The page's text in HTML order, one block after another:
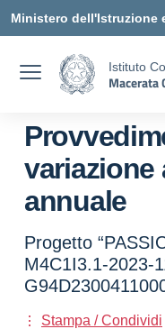
Ministero dell'Istruzione
Istituto
Macerata
variazione
annuale
Progetto
M4C1I3.1-2023-
Stampa / Condividi